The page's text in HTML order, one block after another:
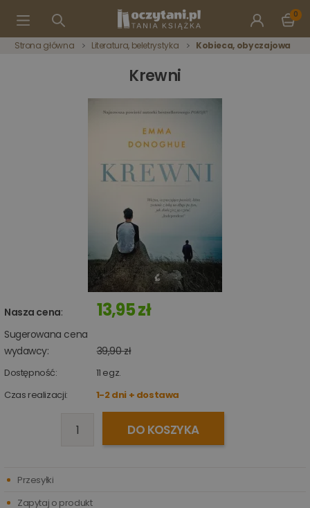
0
Strona główna Literatura, beletrystyka Kobieca, obyczajowa
Krewni
Nasza cena: 13,95 zł
Sugerowana cena
wydawcy:
39,90 zł
Dostępność: 11 egz.
Czas realizacji:
1-2 dni + dostawa
DO KOSZYKA
Przesyłki
Zapytaj o produkt